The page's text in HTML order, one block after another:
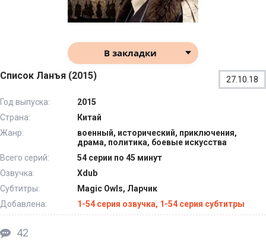
В закладки
Список Ланъя (2015) 27.10.18
Год выпуска:
2015
Страна:
Китай
Жанр:
военный, исторический, приключения,
драма, политика, боевые искусства
Всего серий:
54 серии по 45 минут
Озвучка:
Xdub
Субтитры:
Magic Owls, Ларчик
Добавлена:
1-54 серия озвучка, 1-54 серия субтитры
42